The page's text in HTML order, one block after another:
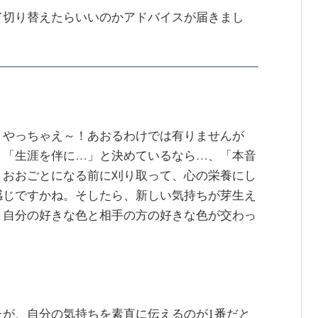
り替えたらいいのかアドバイスが届きまし
っちゃえ～！あおるわけでは有りませんが
生涯を伴に…」と決めているなら…、「本音
おごとになる前に刈り取って、心の栄養にし
ですかね。そしたら、新しい気持ちが芽生え
分の好きな色と相手の方の好きな色が交わっ
、自分の気持ちを素直に伝えるのが1番だと